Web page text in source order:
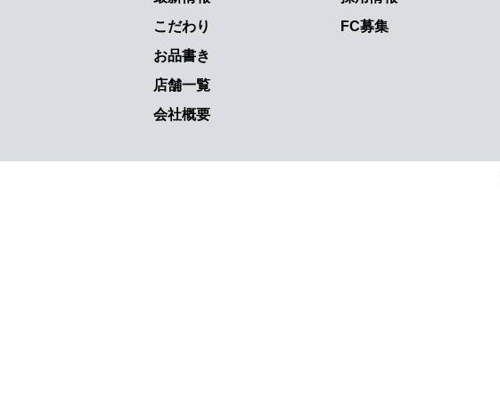
こだわり
お品書き
店舗一覧
会社概要
FC募集